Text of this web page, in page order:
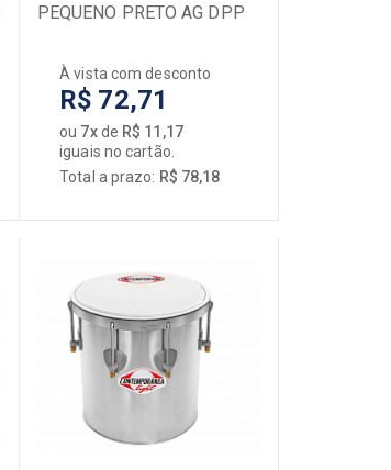
PEQUENO PRETO AG DPP
À vista com desconto
R$ 72,71
ou 7xde R$ 11,17
iguais no cartão.
Total a prazo: R$ 78,18